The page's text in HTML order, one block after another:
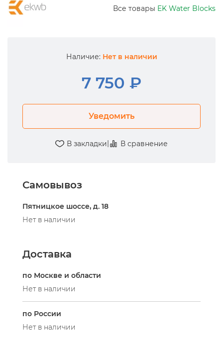
Все товары EK Water Blocks
Наличие: Нет в наличии
7 750 ₽
Уведомить
В закладки| В сравнение
Самовывоз
Пятницкое шоссе, д. 18
Нет в наличии
Доставка
по Москве и области
Нет в наличии
по России
Нет в наличии